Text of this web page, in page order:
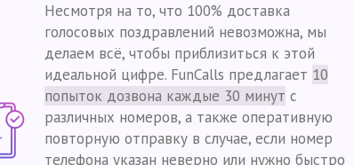
Несмотря на то, что 100% доставка
голосовых поздравлений невозможна, мы
делаем всё, чтобы приблизиться к этой
идеальной цифре. FunCalls предлагает 10
попыток дозвона каждые 30 минут с
различных номеров, а также оперативную
повторную отправку в случае, если номер
телефона указан неверно или нужно быстро